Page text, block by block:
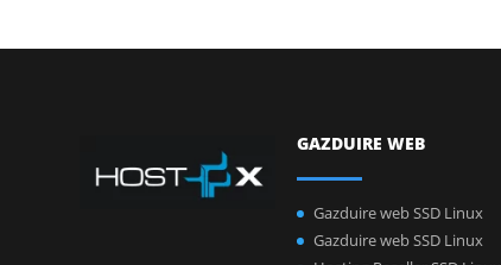
GAZDUIRE WEB
Gazduire web SSD Linux
Gazduire web SSD Linux